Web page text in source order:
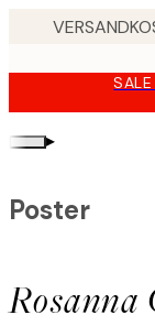
▸
Rosanna
Poster